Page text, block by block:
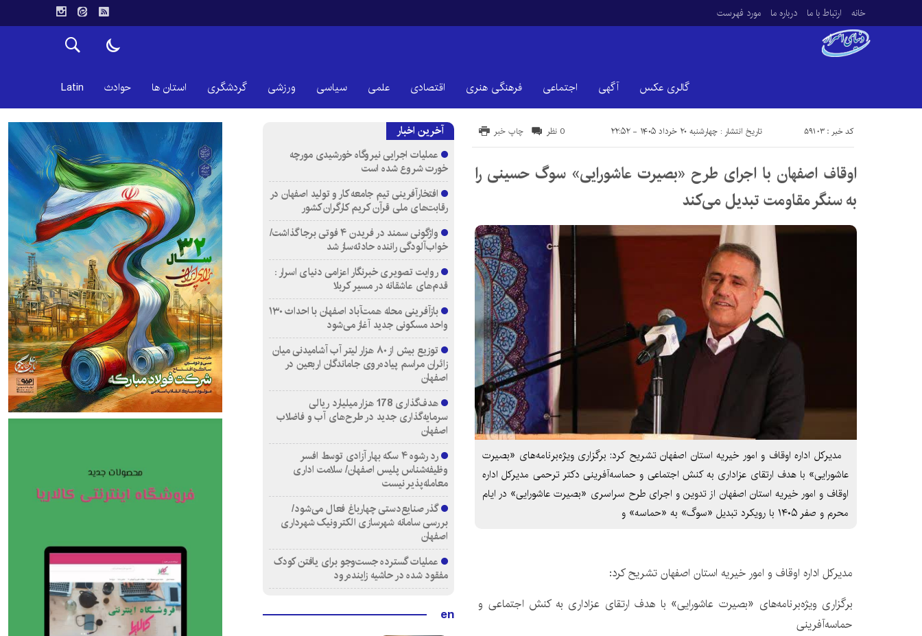
خانه ارتباط با ما درباره ما مورد فهرست
گالری عکس آگهی اجتماعی فرهنگی هنری اقتصادی علمی سیاسی ورزشی گردشگری استان ها حوادث Latin
تاریخ انتشار : چهارشنبه ۲۰ خرداد ۱۴۰۵ - ۲۲:۵۲ کد خبر : 59103 چاپ خبر 0 نظر
اوقاف اصفهان با اجرای طرح «بصیرت عاشورایی» سوگ حسینی را
به سنگر مقاومت تبدیل می‌کند
مدیرکل اداره اوقاف و امور خیریه استان اصفهان تشریح کرد: برگزاری ویژه‌برنامه‌های «بصیرت
عاشورایی» با هدف ارتقای عزاداری به کنش اجتماعی و حماسه‌آفرینی دکتر ترحمی مدیرکل اداره
اوقاف و امور خیریه استان اصفهان از تدوین و اجرای طرح سراسری «بصیرت عاشورایی» در ایام
محرم و صفر ۱۴۰۵ با رویکرد تبدیل «سوگ» به «حماسه» و
مدیرکل اداره اوقاف و امور خیریه استان اصفهان تشریح کرد:
برگزاری ویژه‌برنامه‌های «بصیرت عاشورایی» با هدف ارتقای عزاداری به کنش اجتماعی و
حماسه‌آفرینی
آخرین اخبار
عملیات اجرایی نیروگاه خورشیدی مورچه
خورت شروع شده است
افتخارآفرینی تیم جامعه کار و تولید اصفهان در
رقابت‌های ملی قرآن کریم کارگران کشور
واژگونی سمند در فریدن ۴ فوتی برجا گذاشت/
خواب‌آلودگی راننده حادثه‌ساز شد
روایت تصویری خبرنگار اعزامی دنیای اسرار :
قدم‌های عاشقانه در مسیر کربلا
بازآفرینی محله همت‌آباد اصفهان با احداث ۱۳۰
واحد مسکونی جدید آغاز می‌شود
توزیع بیش از ۸۰ هزار لیتر آب آشامیدنی میان
زائران مراسم پیاده‌روی جاماندگان اربعین در
اصفهان
هدف‌گذاری 178 هزار میلیارد ریالی
سرمایه‌گذاری جدید در طرح‌های آب و فاضلاب
اصفهان
رد رشوه ۴ سکه بهار آزادی توسط افسر
وظیفه‌شناس پلیس اصفهان/ سلامت اداری
معامله‌پذیر نیست
گذر صنایع‌دستی چهارباغ فعال می‌شود/
بررسی سامانه شهرسازی الکترونیک شهرداری
اصفهان
عملیات گسترده جست‌وجو برای یافتن کودک
مفقود شده در حاشیه زاینده‌رود
en